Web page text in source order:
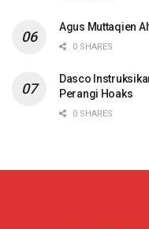
Agus Muttaqien
0 SHARES
Dasco
Perangi Hoaks
0 SHARES